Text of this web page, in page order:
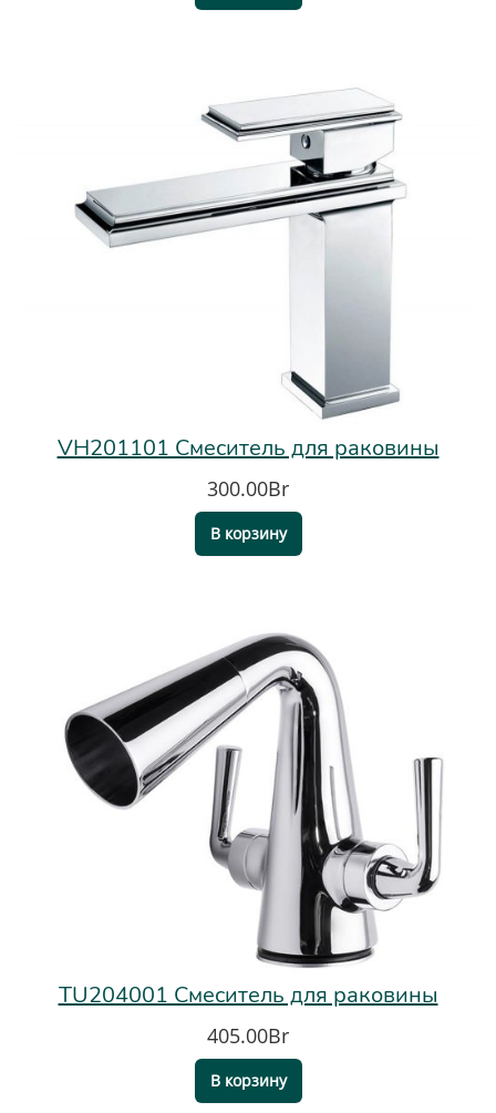
VH201101 Смеситель для раковины
300.00Br
В корзину
TU204001 Смеситель для раковины
405.00Br
В корзину